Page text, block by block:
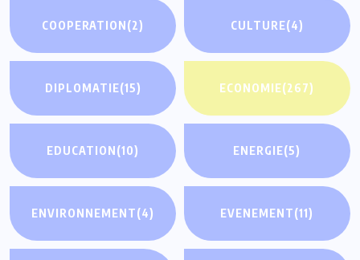
COOPERATION(2) CULTURE(4)
DIPLOMATIE(15) ECONOMIE(267)
EDUCATION(10) ENERGIE(5)
ENVIRONNEMENT(4) EVENEMENT(11)